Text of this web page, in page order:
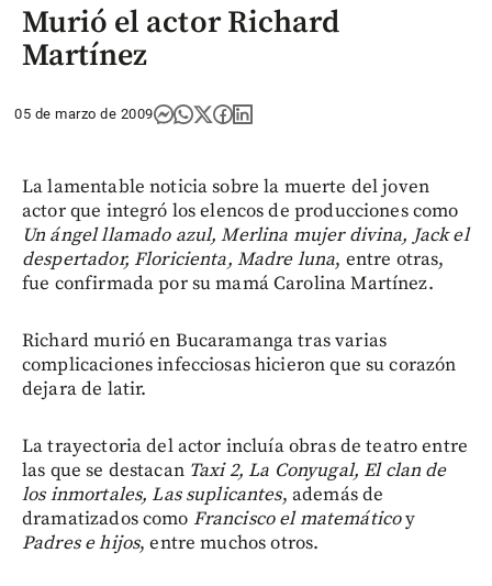
Murió el actor Richard
Martínez
05 de marzo de 2009
La lamentable noticia sobre la muerte del joven
actor que integró los elencos de producciones como
Un ángel llamado azul, Merlina mujer divina, Jack el
despertador, Floricienta, Madre luna, entre otras,
fue confirmada por su mamá Carolina Martínez.
Richard murió en Bucaramanga tras varias
complicaciones infecciosas hicieron que su corazón
dejara de latir.
La trayectoria del actor incluía obras de teatro entre
las que se destacan Taxi 2, La Conyugal, El clan de
los inmortales, Las suplicantes, además de
dramatizados como Francisco el matemáticoy
Padres e hijos, entre muchos otros.